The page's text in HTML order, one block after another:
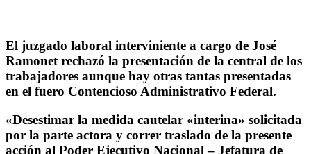
El juzgado laboral interviniente a cargo de José
Ramonet rechazó la presentación de la central de los
trabajadores aunque hay otras tantas presentadas
en el fuero Contencioso Administrativo Federal.
«Desestimar la medida cautelar «interina» solicitada
por la parte actora y correr traslado de la presente
acción al Poder Ejecutivo Nacional – Jefatura de